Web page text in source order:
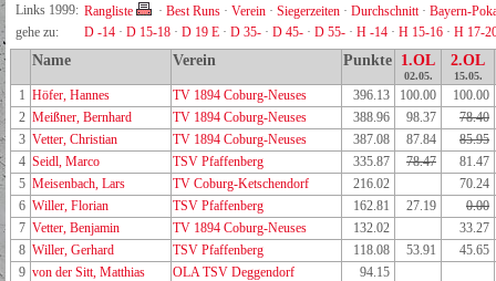
Links 1999: Rangliste · Best Runs · Verein · Siegerzeiten · Durchschnitt· Bayern-
gehe zu:
D -14 · D 15-18 · D 19 E · D 35- · D 45- · D 55- · H -14 · H 15-16 · H 17-
Name Verein Punkte 1.OL
02.05.
2.OL
15.05.
1 Höfer, Hannes TV 1894 Coburg-Neuses 396.13 100.00
100.00
2 Meißner, Bernhard TV 1894 Coburg-Neuses 388.96 98.37
78.40
3 Vetter, Christian TV 1894 Coburg-Neuses 387.08 87.84
85.95
4 Seidl, Marco TSV Pfaffenberg 335.87 78.47
81.47
5 Meisenbach, Lars TV Coburg-Ketschendorf 216.02
70.24
6 Willer, Florian TSV Pfaffenberg 162.81 27.19
0.00
7 Vetter, Benjamin TV 1894 Coburg-Neuses 132.02
33.27
8 Willer, Gerhard TSV Pfaffenberg 118.08 53.91
45.65
9 von der Sitt, Matthias OLA TSV Deggendorf
94.15